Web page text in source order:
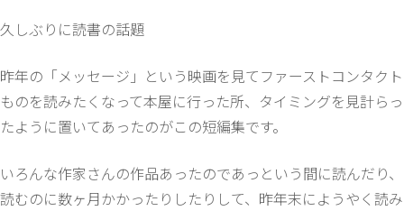
久しぶりに読書の話題
昨年の「メッセージ」という映画を見てファーストコンタクト
ものを読みたくなって本屋に行った所、タイミングを見計らっ
たように置いてあったのがこの短編集です。
いろんな作家さんの作品あったのであっという間に読んだり、
読むのに数ヶ月かかったりしたりして、昨年末にようやく読み